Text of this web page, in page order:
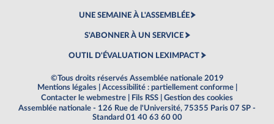
UNE SEMAINE À L'ASSEMBLÉE
S'ABONNER À UN SERVICE
OUTIL D'ÉVALUATION LEXIMPACT
©Tous droits réservés Assemblée nationale 2019
Mentions légales
Accessibilité : partiellement conforme
Contacter le webmestre
Fils RSS
Gestion des cookies
Assemblée nationale - 126 Rue de l'Université, 75355 Paris 07 SP -
Standard 01 40 63 60 00